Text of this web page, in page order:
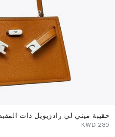
حقيبة ميني لي رادزيويل ذات